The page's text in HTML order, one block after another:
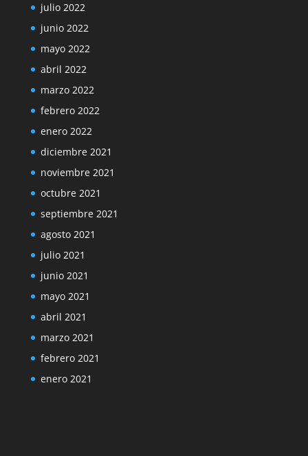
julio 2022
junio 2022
mayo 2022
abril 2022
marzo 2022
febrero 2022
enero 2022
diciembre 2021
noviembre 2021
octubre 2021
septiembre 2021
agosto 2021
julio 2021
junio 2021
mayo 2021
abril 2021
marzo 2021
febrero 2021
enero 2021